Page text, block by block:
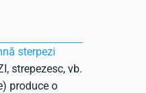
sterpezi
strepezesc, vb.
produce o